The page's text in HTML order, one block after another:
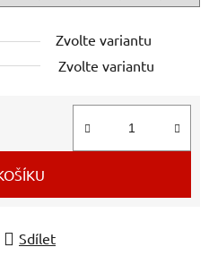
Zvolte variantu
Zvolte variantu
Sdílet